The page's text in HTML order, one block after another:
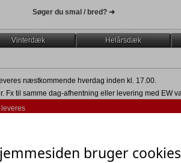
Søger du smal / bred? ➜
Vinterdæk Helårsdæk
næstkommende hverdag inden kl. 17.00.
Fx til samme dag-afhentning eller levering med EW
leveres
Vis premium dæk ()
bruger cookies